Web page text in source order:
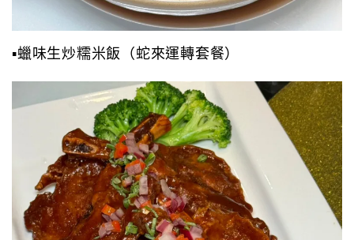
▪️蠟味生炒糯米飯（蛇來運轉套餐）